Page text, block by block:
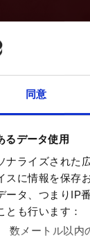
同意
るデータ使用
ナライズされた
スに情報を保存
ータ、つまりIP
とも行います：
数メートル以内